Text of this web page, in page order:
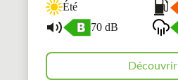
Été
70 dB
Découvrir